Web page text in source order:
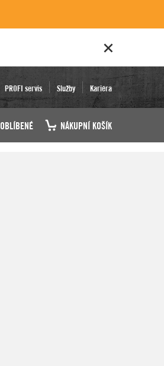
PROFI servis Služby Kariéra
OBLÍBENÉ NÁKUPNÍ KOŠÍK